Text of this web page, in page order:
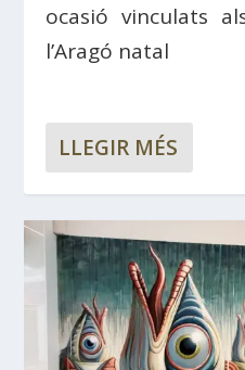
ocasió vinculats
l’Aragó natal
LLEGIR MÉS